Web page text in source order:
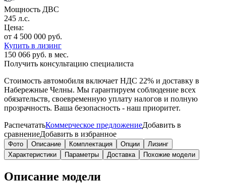
Мощность ДВС
245 л.с.
Цена:
от 4 500 000 руб.
Купить в лизинг
150 066 руб. в мес.
Получить консультацию специалиста
Стоимость автомобиля включает НДС 22% и доставку в
Набережные Челны. Мы гарантируем соблюдение всех
обязательств, своевременную уплату налогов и полную
прозрачность. Ваша безопасность - наш приоритет.
РаспечататьКоммерческое предложениеДобавить в
сравнениеДобавить в избранное
Фото Описание Комплектация Опции
Лизинг
Характеристики
Параметры Доставка Похожие модели
Описание модели